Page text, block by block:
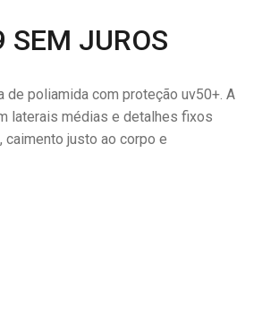
SEM JUROS
de poliamida com proteção uv50+. A
laterais médias e detalhes fixos
justo ao corpo e